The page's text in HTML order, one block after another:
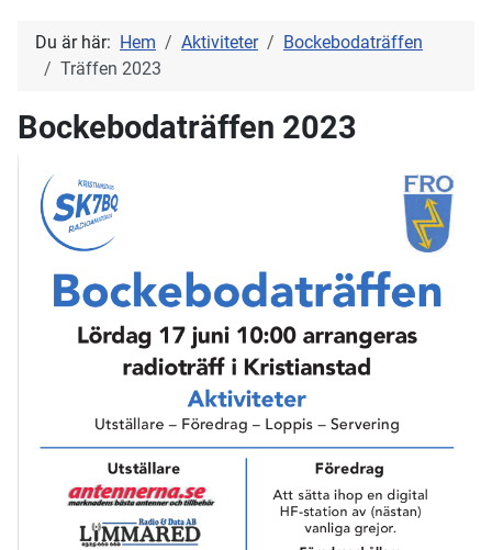
Du är här: Hem Aktiviteter
Bockebodaträffen
Träffen 2023
Bockebodaträffen 2023